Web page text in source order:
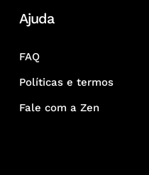
Ajuda
FAQ
Políticas e termos
Fale com a Zen